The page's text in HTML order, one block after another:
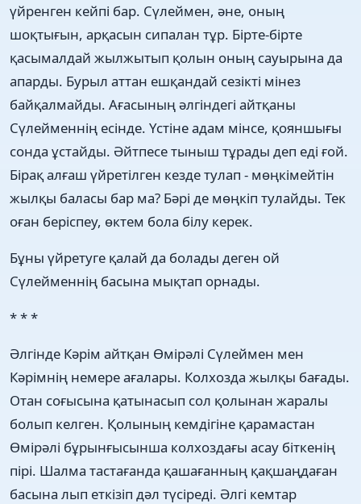
үйренген кейпі бар. Сүлеймен, әне, оның
шоқтығын, арқасын сипалан тұр. Бірте-бірте
қасымалдай жылжытып қолын оның сауырына да
апарды. Бурыл аттан ешқандай сезікті мінез
байқалмайды. Ағасының әлгіндегі айтқаны
Сүлейменнің есінде. Үстіне адам мінсе, қояншығы
сонда ұстайды. Әйтпесе тыныш тұрады деп еді ғой.
Бірақ алғаш үйретілген кезде тулап - мөңкімейтін
жылқы баласы бар ма? Бәрі де мөңкіп тулайды. Тек
оған беріспеу, өктем бола білу керек.
Бұны үйретуге қалай да болады деген ой
Сүлейменнің басына мықтап орнады.
* * *
Әлгінде Кәрім айтқан Өмірәлі Сүлеймен мен
Кәрімнің немере ағалары. Колхозда жылқы бағады.
Отан соғысына қатынасып сол қолынан жаралы
болып келген. Қолының кемдігіне қарамастан
Өмірәлі бұрынғысынша колхоздағы асау біткенің
пірі. Шалма тастағанда қашағанның қақшаңдаған
басына лып еткізіп дәл түсіреді. Әлгі кемтар